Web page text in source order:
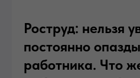
Роструд: нельзя
постоянно
работника. Что